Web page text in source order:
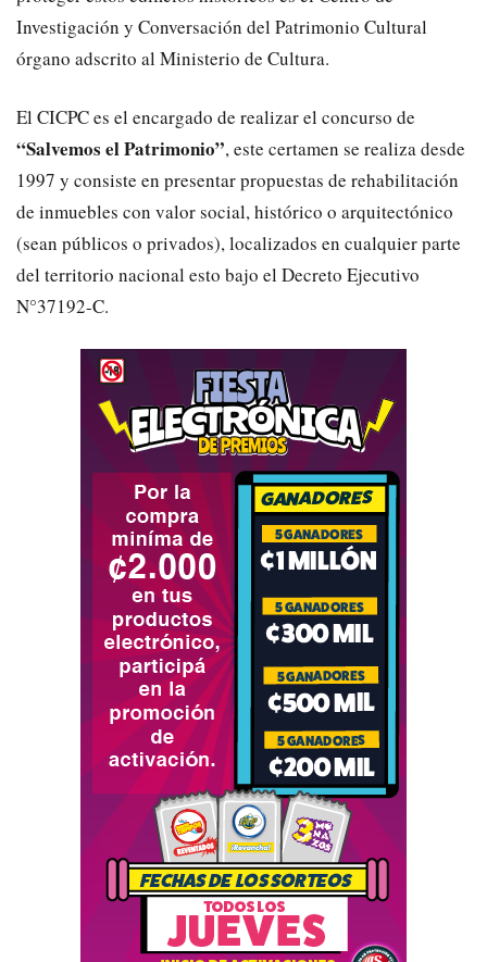
Investigación y Conversación del Patrimonio Cultural
órgano adscrito al Ministerio de Cultura.
El CICPC es el encargado de realizar el concurso de
“Salvemos el Patrimonio”, este certamen se realiza desde
1997 y consiste en presentar propuestas de rehabilitación
de inmuebles con valor social, histórico o arquitectónico
(sean públicos o privados), localizados en cualquier parte
del territorio nacional esto bajo el Decreto Ejecutivo
N°37192-C.